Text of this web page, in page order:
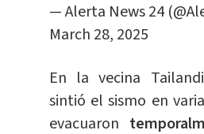
— Alerta News 24
March 28, 2025
En la vecina
sintió el sismo en
evacuaron